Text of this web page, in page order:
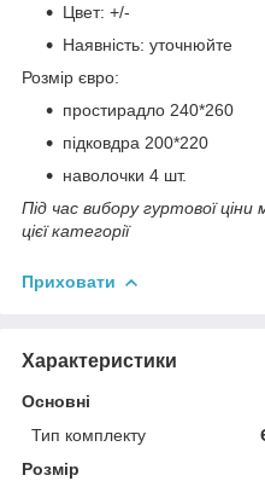
Цвет: +/-
Наявність: уточнюйте
Розмір євро:
простирадло 240*260
підковдра 200*220
наволочки 4 шт.
Під час вибору гуртової
цієї категорії
Приховати
Характеристики
Основні
Тип комплекту
Розмір